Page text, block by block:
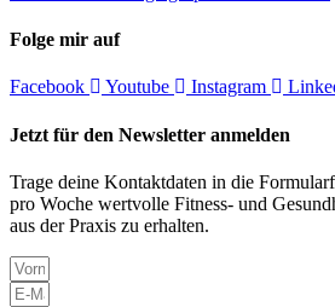
Folge mir auf
Facebook Youtube Instagram
Jetzt für den Newsletter anmelden
Trage deine Kontaktdaten in die
pro Woche wertvolle Fitness- und
aus der Praxis zu erhalten.